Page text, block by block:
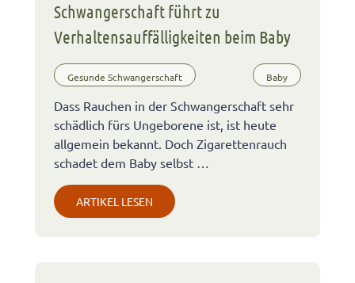
Schwangerschaft führt zu
Verhaltensauffälligkeiten beim Baby
Gesunde Schwangerschaft Baby
Dass Rauchen in der Schwangerschaft sehr
schädlich fürs Ungeborene ist, ist heute
allgemein bekannt. Doch Zigarettenrauch
schadet dem Baby selbst …
ARTIKEL LESEN